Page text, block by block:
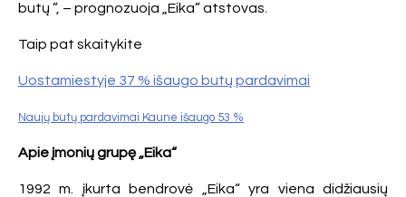
butų ”, – prognozuoja „Eika” atstovas.
Taip pat skaitykite
Uostamiestyje 37 % išaugo butų pardavimai
Naujų butų pardavimai Kaune išaugo 53 %
Apie įmonių grupę „Eika“
1992 m. įkurta bendrovė „Eika“ yra viena didžiausių